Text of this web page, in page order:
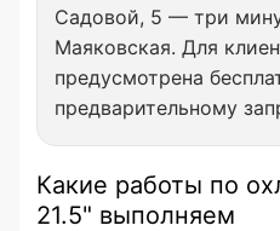
Садовой, 5 — три
Маяковская. Для
предусмотрена
предварительному
Какие работы по
21.5" выполняем